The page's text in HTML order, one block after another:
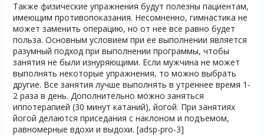
Также физические упражнения будут полезны пациентам,
имеющим противопоказания. Несомненно, гимнастика не
может заменить операцию, но от нее все равно будет
польза. Основным условием при ее выполнении является
разумный подход при выполнении программы, чтобы
занятия не были изнуряющими. Если мужчина не может
выполнять некоторые упражнения, то можно выбрать
другие. Все занятия лучше выполнять в утреннее время 1-
2 раза в день. Дополнительно можно заняться
иппотерапией (30 минут катаний), йогой. При занятиях
йогой делаются приседания с наклоном и подъемом,
равномерные вдохи и выдохи. [adsp-pro-3]